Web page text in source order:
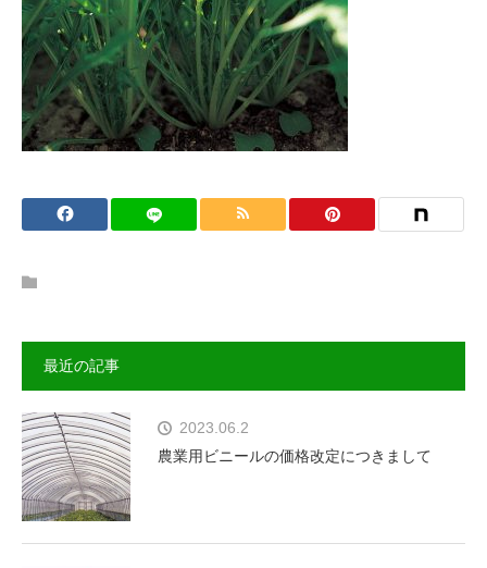
最近の記事
2023.06.2
農業用ビニールの価格改定につきまして